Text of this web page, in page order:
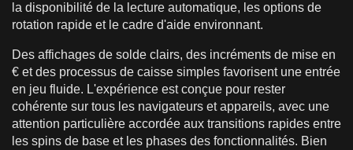
la disponibilité de la lecture automatique, les options de
rotation rapide et le cadre d'aide environnant.
Des affichages de solde clairs, des incréments de mise en
€ et des processus de caisse simples favorisent une entrée
en jeu fluide. L'expérience est conçue pour rester
cohérente sur tous les navigateurs et appareils, avec une
attention particulière accordée aux transitions rapides entre
les spins de base et les phases des fonctionnalités. Bien